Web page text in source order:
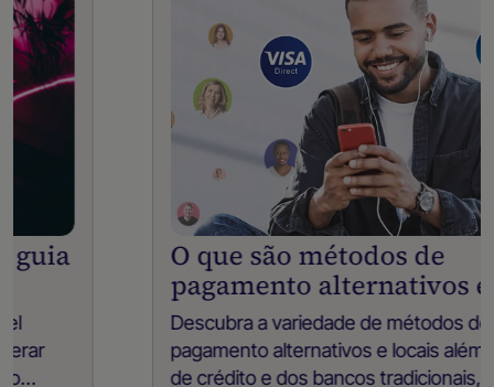
O que são métodos de
pagamento alternativos e locais?
Descubra a variedade de métodos de
pagamento alternativos e locais além dos cartões
de crédito e dos bancos tradicionais, e saiba